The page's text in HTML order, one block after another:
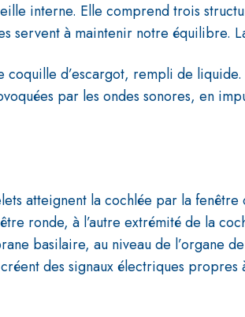
interne. Elle comprend trois
servent à maintenir notre équilibre.
coquille d’escargot, rempli de
par les ondes sonores, en
atteignent la cochlée par la
ronde, à l’autre extrémité de la
basilaire, au niveau de l’organe
des signaux électriques